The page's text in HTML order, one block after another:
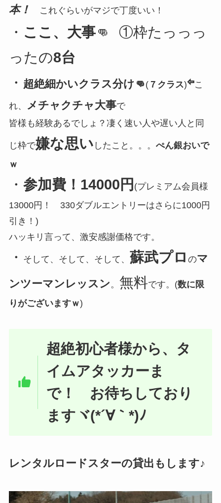
本！ これぐらいがマジで丁度いい！
・ ここ、大事👊
①枠たっっっ
ったの8台
・ 超絶細かいクラス分け👊 (７クラス)⇦こ
れ、 メチャクチャ大事で
皆様も経験あるでしょ？凄く速い人や遅い人と同
じ枠で嫌な思い したこと。。。 ぺん銀おいで
ｗ
・ 参加費！14000円 (プレミアム会員様
13000円！ 330ダブルエントリーはさらに1000円
引き！)
ハッキリ言って、激安感謝価格です。
・ そして、そして、そして、 蘇武プロ のマ
ンツーマンレッスン。 無料です。(数に限
りがございますｗ)
超絶初心者様から、タ
イムアタッカーま
で！ お待ちしており
ますヾ(*´∀｀*)ﾉ
レンタルロードスターの貸出もします♪